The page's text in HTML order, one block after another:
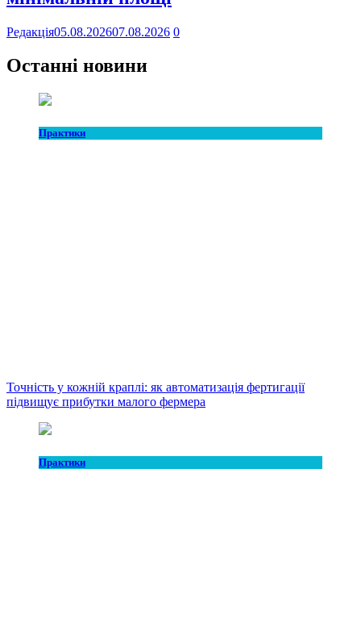
Редакція05.08.202607.08.2026 0
Останні новини
Практики
Точність у кожній краплі: як автоматизація фертигації
підвищує прибутки малого фермера
Практики